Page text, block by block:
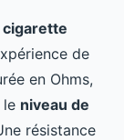
cigarette
de
en Ohms,
le niveau de
résistance